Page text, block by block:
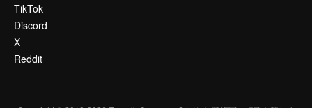
TikTok
Discord
X
Reddit